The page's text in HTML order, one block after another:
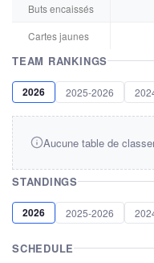
Buts encaissés
Cartes jaunes
TEAM RANKINGS
2026 2025-2026
Aucune table de
STANDINGS
2026 2025-2026
SCHEDULE